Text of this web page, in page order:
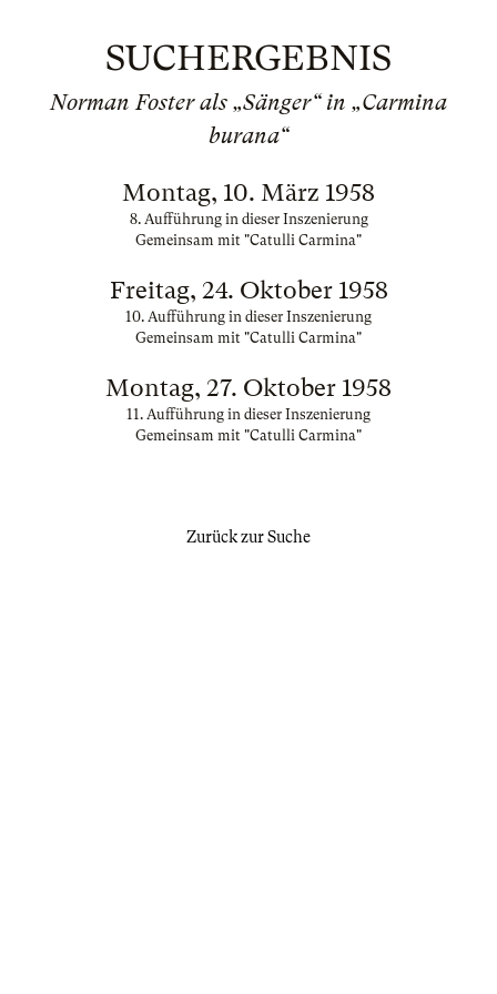
SUCHERGEBNIS
Norman Foster als „Sänger“ in „Carmina
burana“
Montag, 10. März 1958
8. Aufführung in dieser Inszenierung
Gemeinsam mit "Catulli Carmina"
Freitag, 24. Oktober 1958
10. Aufführung in dieser Inszenierung
Gemeinsam mit "Catulli Carmina"
Montag, 27. Oktober 1958
11. Aufführung in dieser Inszenierung
Gemeinsam mit "Catulli Carmina"
Zurück zur Suche